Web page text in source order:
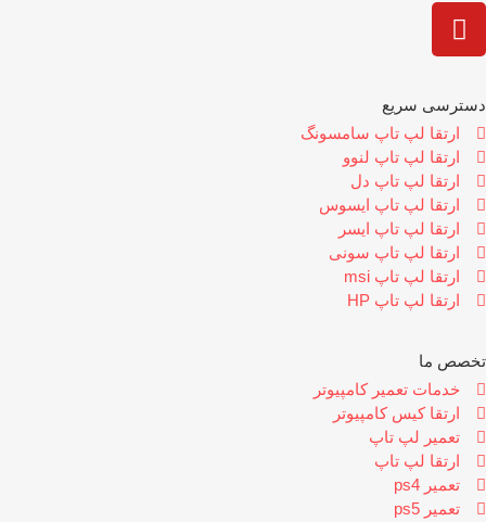
سریع
ارتقا لپ تاپ سامسونگ
ارتقا لپ تاپ لنوو
ارتقا لپ تاپ دل
ارتقا لپ تاپ ایسوس
ارتقا لپ تاپ ایسر
ارتقا لپ تاپ سونی
ارتقا لپ تاپ msi
ارتقا لپ تاپ HP
ما
خدمات تعمیر کامپیوتر
ارتقا کیس کامپیوتر
تعمیر لپ تاپ
ارتقا لپ تاپ
تعمیر ps4
تعمیر ps5